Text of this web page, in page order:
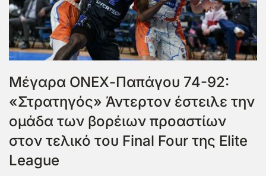
Μέγαρα ΟΝΕΧ-Παπάγου 74-92:
«Στρατηγός» Άντερτον έστειλε την
ομάδα των βορέιων προαστίων
στον τελικό του Final Four της Elite
League